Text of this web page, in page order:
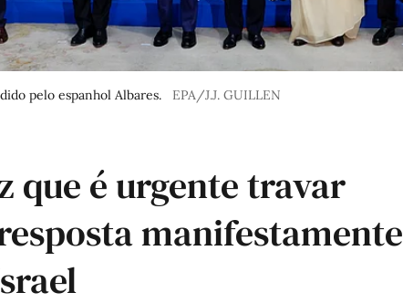
pelo espanhol Albares. EPA/J.J. GUILLEN
que é urgente travar
manifestamente